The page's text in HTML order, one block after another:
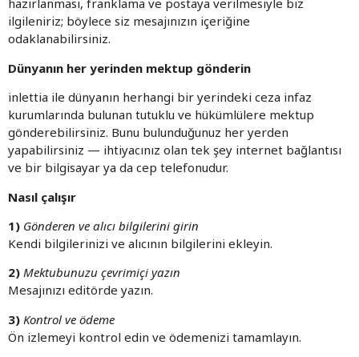
hazırlanması, franklama ve postaya verilmesiyle biz
ilgileniriz; böylece siz mesajınızın içeriğine
odaklanabilirsiniz.
Dünyanın her yerinden mektup gönderin
inlettia ile dünyanın herhangi bir yerindeki ceza infaz
kurumlarında bulunan tutuklu ve hükümlülere mektup
gönderebilirsiniz. Bunu bulunduğunuz her yerden
yapabilirsiniz — ihtiyacınız olan tek şey internet bağlantısı
ve bir bilgisayar ya da cep telefonudur.
Nasıl çalışır
1) Gönderen ve alıcı bilgilerini girin
Kendi bilgilerinizi ve alıcının bilgilerini ekleyin.
2) Mektubunuzu çevrimiçi yazın
Mesajınızı editörde yazın.
3) Kontrol ve ödeme
Ön izlemeyi kontrol edin ve ödemenizi tamamlayın.